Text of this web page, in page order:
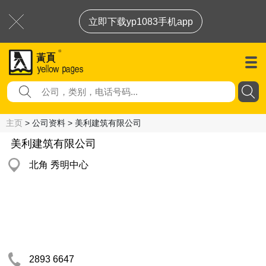
立即下载yp1083手机app
主页 > 公司资料 > 美利建筑有限公司
美利建筑有限公司
北角 秀明中心
2893 6647